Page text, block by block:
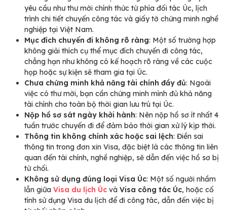
yêu cầu như thư mời chính thức từ phía đối tác Úc, lịch
trình chi tiết chuyến công tác và giấy tờ chứng minh nghề
nghiệp tại Việt Nam.
Mục đích chuyến đi không rõ ràng: Một số trường hợp
không giải thích cụ thể mục đích chuyến đi công tác,
chẳng hạn như không có kế hoạch rõ ràng về các cuộc
họp hoặc sự kiện sẽ tham gia tại Úc.
Chưa chứng minh khả năng tài chính đầy đủ: Ngoài
việc có thư mời, bạn cần chứng minh mình đủ khả năng
tài chính cho toàn bộ thời gian lưu trú tại Úc.
Nộp hồ sơ sát ngày khởi hành: Nên nộp hồ sơ ít nhất 4
tuần trước chuyến đi để đảm bảo thời gian xử lý kịp thời.
Thông tin không chính xác hoặc sai lệch: Điền sai
thông tin trong đơn xin Visa, đặc biệt là các thông tin liên
quan đến tài chính, nghề nghiệp, sẽ dẫn đến việc hồ sơ bị
từ chối.
Không sử dụng đúng loại Visa Úc: Một số người nhầm
lẫn giữa Visa du lịch Úc và Visa công tác Úc, hoặc cố
tình sử dụng Visa du lịch để đi công tác, dẫn đến việc bị